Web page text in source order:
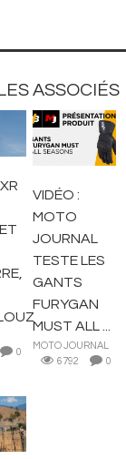
ASSOCIÉS
ET
0
EQUIPEMENT
MOTARD
VIDÉO :
MOTO
JOURNAL
TESTE LES
GANTS
FURYGAN
MUST ALL ...
MOTO JOURNAL
6792
0
ET